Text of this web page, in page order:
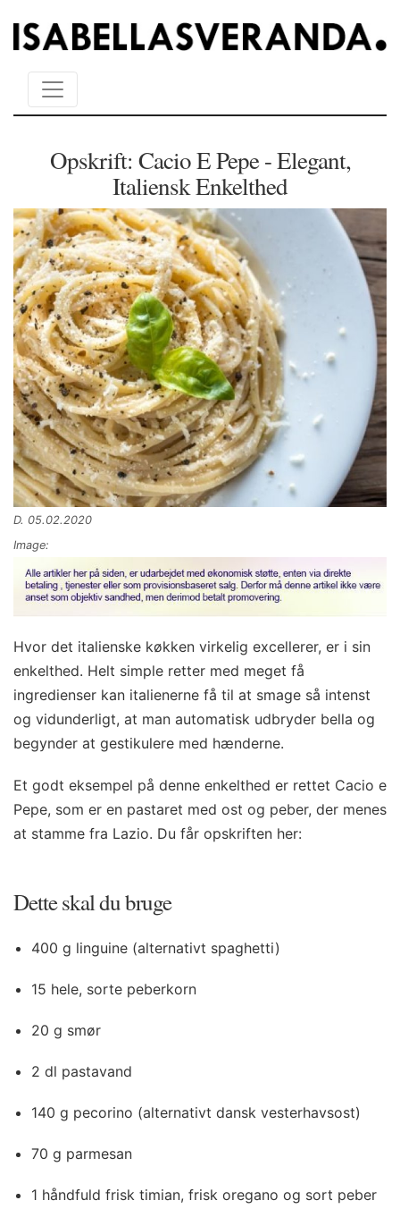
Opskrift: Cacio E Pepe - Elegant,
Italiensk Enkelthed
D. 05.02.2020
Image:
Hvor det italienske køkken virkelig excellerer, er i sin
enkelthed. Helt simple retter med meget få
ingredienser kan italienerne få til at smage så intenst
og vidunderligt, at man automatisk udbryder bella og
begynder at gestikulere med hænderne.
Et godt eksempel på denne enkelthed er rettet Cacio e
Pepe, som er en pastaret med ost og peber, der menes
at stamme fra Lazio. Du får opskriften her:
Dette skal du bruge
400 g linguine (alternativt spaghetti)
15 hele, sorte peberkorn
20 g smør
2 dl pastavand
140 g pecorino (alternativt dansk vesterhavsost)
70 g parmesan
1 håndfuld frisk timian, frisk oregano og sort peber